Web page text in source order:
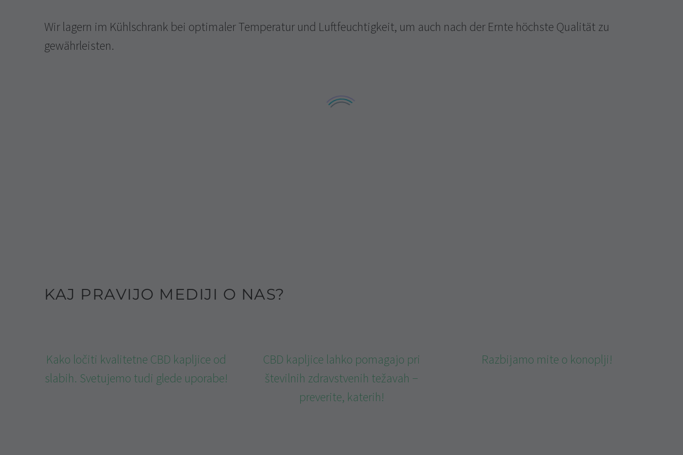
Wir lagern im Kühlschrank bei optimaler Temperatur und Luftfeuchtigkeit, um auch nach der Ernte höchste Qualität zu
gewährleisten.
KAJ PRAVIJO MEDIJI O NAS?
Kako ločiti kvalitetne CBD kapljice od
slabih. Svetujemo tudi glede uporabe!
CBD kapljice lahko pomagajo pri
številnih zdravstvenih težavah −
preverite, katerih!
Razbijamo mite o konoplji!